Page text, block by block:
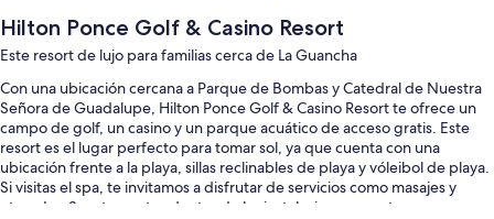
Hilton Ponce Golf & Casino Resort
Este resort de lujo para familias cerca de La Guancha
Con una ubicación cercana a Parque de Bombas y Catedral de Nuestra
Señora de Guadalupe, Hilton Ponce Golf & Casino Resort te ofrece un
campo de golf, un casino y un parque acuático de acceso gratis. Este
resort es el lugar perfecto para tomar sol, ya que cuenta con una
ubicación frente a la playa, sillas reclinables de playa y vóleibol de playa.
Si visitas el spa, te invitamos a disfrutar de servicios como masajes y
otros. Los 3 restaurantes dentro de las instalaciones cuentan con